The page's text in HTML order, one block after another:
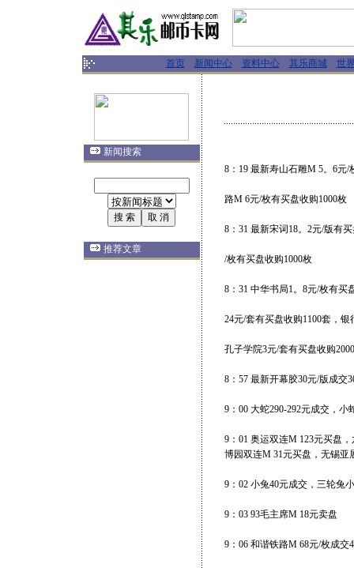
首页 新闻中心 资料中心 其乐商城 世
新闻搜索
推荐文章
8：19 最新寿山石雕M 5。6元
路M 6元/枚有买盘收购1000枚
8：31 最新宋词18。2元/版有
/枚有买盘收购1000枚
8：31 中华书局1。8元/枚有买
24元/套有买盘收购1100套，
孔子学院3元/套有买盘收购
8：57 最新开幕胶30元/版成交
9：00 大蛇290-292元成交，
9：01 奥运双连M 123元买盘
博园双连M 31元买盘，无锡亚
9：02 小兔40元成交，三轮兔
9：03 93毛主席M 18元卖盘
9：06 和谐铁路M 68元/枚成交